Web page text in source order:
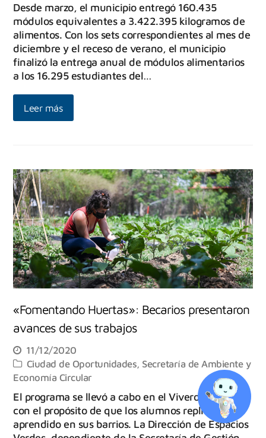
Desde marzo, el municipio entregó 160.435
módulos equivalentes a 3.422.395 kilogramos de
alimentos. Con los sets correspondientes al mes de
diciembre y el receso de verano, el municipio
finalizó la entrega anual de módulos alimentarios
a los 16.295 estudiantes del…
Leer más
«Fomentando Huertas»: Becarios presentaron
avances de sus trabajos
11/12/2020
Ciudad de Oportunidades, Secretaría de Ambiente y
Economía Circular
El programa se llevó a cabo en el Vivero Municipal
con el propósito de que los alumnos repliquen lo
aprendido en sus barrios. La Dirección de Espacios